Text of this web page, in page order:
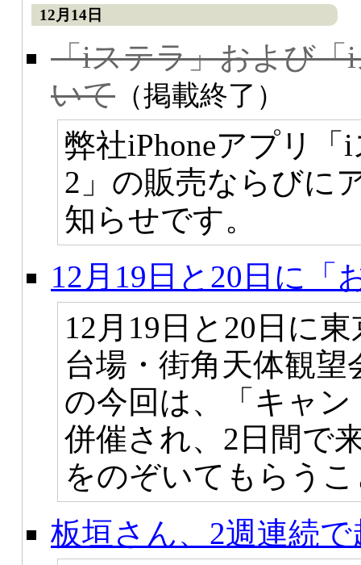
12月14日
「iステラ」および「
いて （掲載終了）
弊社iPhoneアプリ
2」の販売ならびに
知らせです。
12月19日と20日に「
12月19日と20日に
台場・街角天体観
の今回は、「キャ
併催され、2日間で
をのぞいてもらう
板垣さん、2週連続